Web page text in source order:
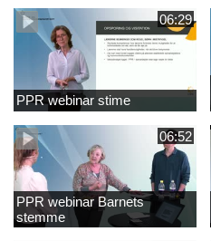
06:29
PPR webinar stime
06:52
PPR webinar Barnets
stemme